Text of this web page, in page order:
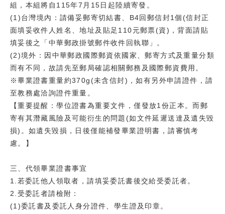
組，本組將自115年7月15日起陸續寄發。
(1)台灣境內：請備妥郵寄切結書、B4回郵信封1個(信封正
面填妥收件人姓名、地址及貼足110元郵票(資)，背面請貼
填妥後之「中華郵政掛號郵件收件回執聯」。
(2)境外：因中華郵政國際郵資依國家、郵寄方式及重量分類
而有不同，故請先至郵局確認相關郵務及國際郵資費用。
※畢業證書重量約370g(未含信封)，如有另外申請證件，請
至教務處洽詢證件重量。
【重要提醒：學位證書為重要文件，僅發放1份正本。而郵
寄有其潛藏風險及可能衍生的問題(如文件延遲送達及遺失毀
損)。如遺失毀損，日後僅能補發畢業證明書，請審慎考
慮。】
三、代領畢業證書事宜
1.若委託他人領取者，請填妥委託書後交給受委託者。
2.受委託者請檢附：
(1)委託書及委託人身分證件、學生證及印章。